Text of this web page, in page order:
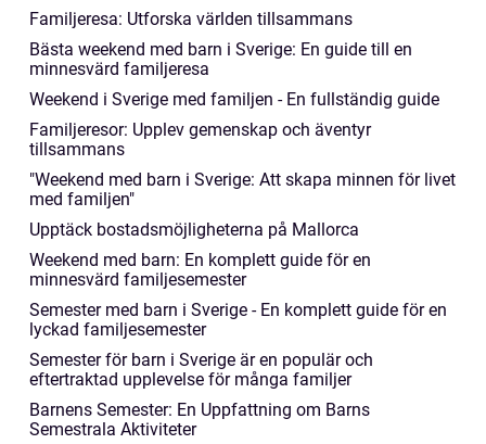
Familjeresa: Utforska världen tillsammans
Bästa weekend med barn i Sverige: En guide till en
minnesvärd familjeresa
Weekend i Sverige med familjen - En fullständig guide
Familjeresor: Upplev gemenskap och äventyr
tillsammans
"Weekend med barn i Sverige: Att skapa minnen för livet
med familjen"
Upptäck bostadsmöjligheterna på Mallorca
Weekend med barn: En komplett guide för en
minnesvärd familjesemester
Semester med barn i Sverige - En komplett guide för en
lyckad familjesemester
Semester för barn i Sverige är en populär och
eftertraktad upplevelse för många familjer
Barnens Semester: En Uppfattning om Barns
Semestrala Aktiviteter